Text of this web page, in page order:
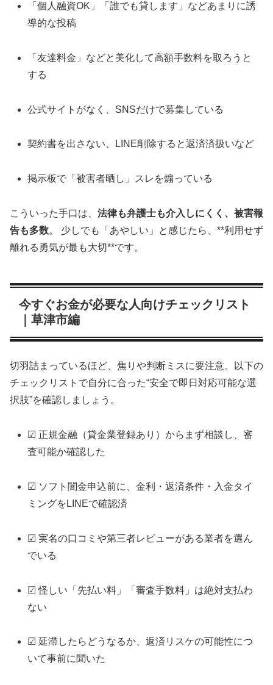
「個人融資OK」「誰でも貸します」などあまりに誘
導的な投稿
「友達料金」などと美化して高額手数料を取ろうと
する
公式サイトがなく、SNSだけで募集している
契約書を出さない、LINE削除すると返済済扱いなど
掲示板で「被害者晒し」スレを煽っている
こういった手口は、 法律も弁護士も介入しにくく、被害報
告も多数。 少しでも「あやしい」と感じたら、**利用せず
離れる勇気が最も大切**です。
今すぐお金が必要な人向けチェックリスト
｜草津市編
切羽詰まっているほど、焦りや判断ミスに要注意。以下の
チェックリストで自分に合った“安全で即日対応可能な選
択肢”を確認しましょう。
☑ 正規金融（貸金業登録あり）からまず相談し、審
査可能か確認した
☑ ソフト闇金申込前に、金利・返済条件・入金タイ
ミングをLINEで確認済
☑ 実名の口コミや第三者レビューがある業者を選ん
でいる
☑ 怪しい「先払い料」「審査手数料」は絶対支払わ
ない
☑ 延滞したらどうなるか、返済リスケの可能性につ
いて事前に聞いた